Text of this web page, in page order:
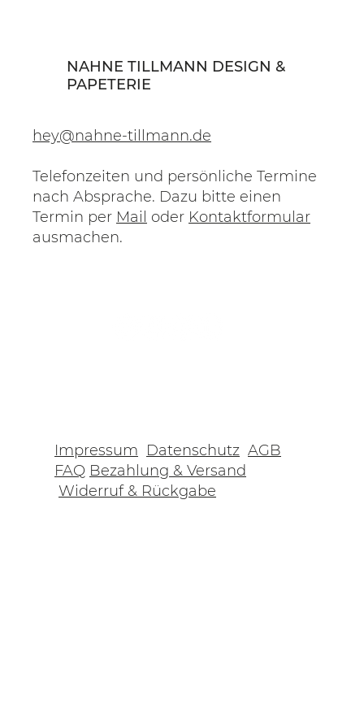
NAHNE TILLMANN DESIGN &
PAPETERIE
hey@nahne-tillmann.de
Telefonzeiten und persönliche Termine
nach Absprache. Dazu bitte einen
Termin per Mail oder Kontaktformular
ausmachen.
Impressum Datenschutz AGB
FAQ Bezahlung & Versand
Widerruf & Rückgabe